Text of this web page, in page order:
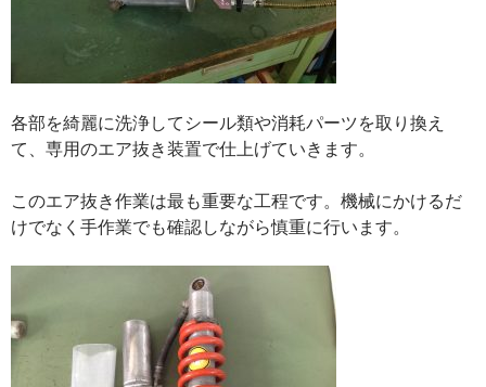
各部を綺麗に洗浄してシール類や消耗パーツを取り換え
て、専用のエア抜き装置で仕上げていきます。
このエア抜き作業は最も重要な工程です。機械にかけるだ
けでなく手作業でも確認しながら慎重に行います。